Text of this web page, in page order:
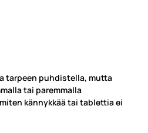
tarpeen puhdistella, mutta
tai paremmalla
kännykkää tai tablettia ei